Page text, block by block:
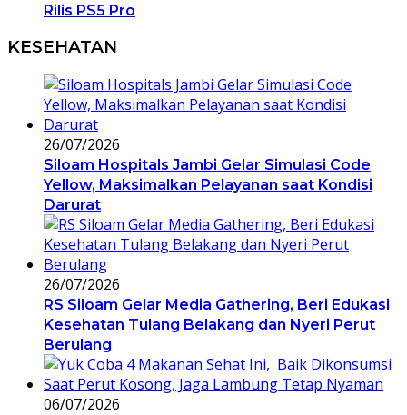
Rilis PS5 Pro
KESEHATAN
26/07/2026
Siloam Hospitals Jambi Gelar Simulasi Code
Yellow, Maksimalkan Pelayanan saat Kondisi
Darurat
26/07/2026
RS Siloam Gelar Media Gathering, Beri Edukasi
Kesehatan Tulang Belakang dan Nyeri Perut
Berulang
06/07/2026